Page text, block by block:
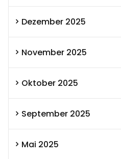
Dezember 2025
November 2025
Oktober 2025
September 2025
Mai 2025